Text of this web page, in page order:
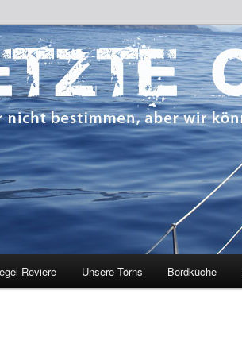
aber wir können die Segel richten.
Reviere Unsere Törns Bordküche